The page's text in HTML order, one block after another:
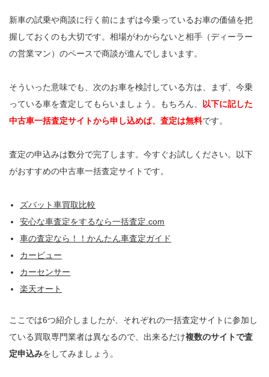
新車の試乗や商談に行く前にまずは今乗っているお車の価値を把
握しておくのも大切です。相場がわからないと相手（ディーラー
の営業マン）のペースで商談が進んでしまいます。
そういった意味でも、次のお車を検討している方は、まず、今乗
っている車を査定してもらいましょう。もちろん、
以下に記した
中古車一括査定サイトから申し込めば、査定は無料です。
査定の申込みは数分で完了します。今すぐお試しください。以下
がおすすめの中古車一括査定サイトです。
ズバット車買取比較
安心な車査定をするなら一括査定.com
車の査定なら！！かんたん車査定ガイド
カービュー
カーセンサー
楽天オート
ここでは6つ紹介しましたが、それぞれの一括査定サイトに参加し
ている買取専門業者は異なるので、出来るだけ複数のサイトで査
定申込みをしてみましょう。